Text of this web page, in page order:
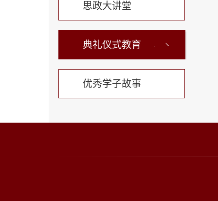
思政大讲堂
典礼仪式教育
优秀学子故事